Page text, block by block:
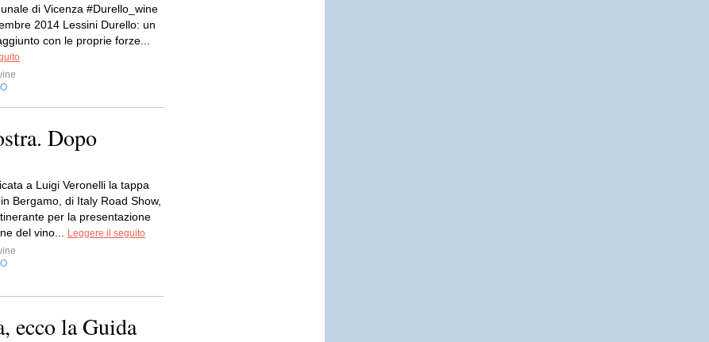
di Vicenza #Durello_wine
2014 Lessini Durello: un
con le proprie forze...
Dopo
a Luigi Veronelli la tappa
Bergamo, di Italy Road Show,
per la presentazione
del vino...
Leggere il seguito
ecco la Guida